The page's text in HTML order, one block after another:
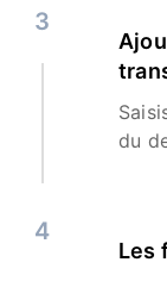
3
du
4
Les